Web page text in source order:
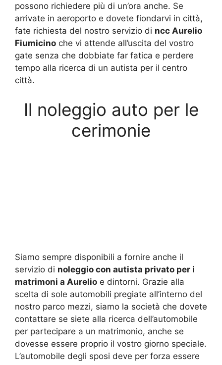
possono richiedere più di un’ora anche. Se
arrivate in aeroporto e dovete fiondarvi in città,
fate richiesta del nostro servizio di ncc Aurelio
Fiumicino che vi attende all’uscita del vostro
gate senza che dobbiate far fatica e perdere
tempo alla ricerca di un autista per il centro
città.
Il noleggio auto per le
cerimonie
Siamo sempre disponibili a fornire anche il
servizio di noleggio con autista privato per i
matrimoni a Aurelio e dintorni. Grazie alla
scelta di sole automobili pregiate all’interno del
nostro parco mezzi, siamo la società che dovete
contattare se siete alla ricerca dell’automobile
per partecipare a un matrimonio, anche se
dovesse essere proprio il vostro giorno speciale.
L’automobile degli sposi deve per forza essere